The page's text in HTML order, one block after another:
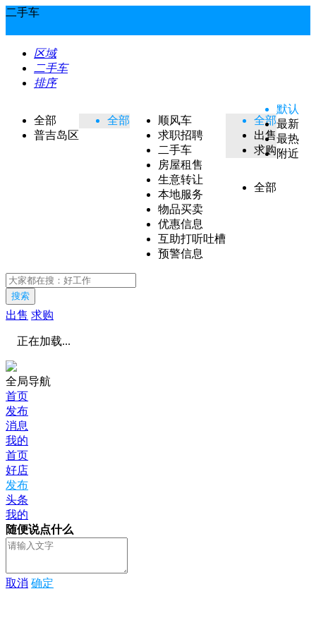
二手车
区域
二手车
排序
全部
普吉岛区
全部
顺风车
求职招聘
二手车
房屋租售
生意转让
本地服务
物品买卖
优惠信息
互助打听吐槽
预警信息
全部
出售
求购
全部
默认
最新
最热
附近
搜索
出售 求购
正在加载...
全局导航
首页
发布
消息
我的
首页
好店
发布
头条
我的
随便说点什么
取消 确定